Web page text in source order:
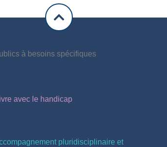
à besoins spécifiques
avec le handicap
pluridisciplinaire et